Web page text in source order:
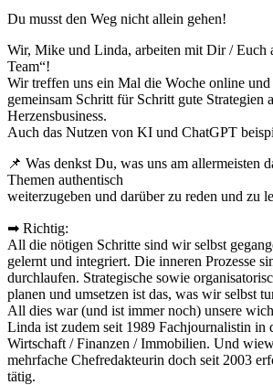
Du musst den Weg nicht allein gehen!
Wir, Mike und Linda, arbeiten mit Dir / Euch
Team“!
Wir treffen uns ein Mal die Woche online und
gemeinsam Schritt für Schritt gute Strategien
Herzensbusiness.
Auch das Nutzen von KI und ChatGPT
📌 Was denkst Du, was uns am allermeisten
Themen authentisch
weiterzugeben und darüber zu reden und zu
➡ Richtig:
All die nötigen Schritte sind wir selbst
gelernt und integriert. Die inneren Prozesse
durchlaufen. Strategische sowie
planen und umsetzen ist das, was wir selbst
All dies war (und ist immer noch) unsere
Linda ist zudem seit 1989 Fachjournalistin in
Wirtschaft / Finanzen / Immobilien. Und
mehrfache Chefredakteurin doch seit 2003
tätig.